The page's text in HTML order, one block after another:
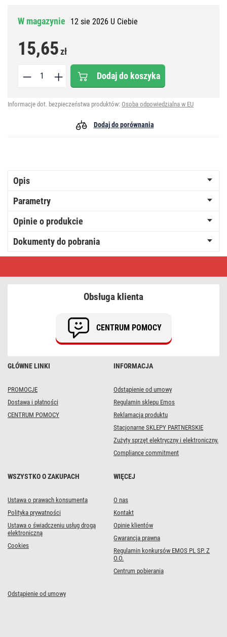
W magazynie 12 sie 2026 U Ciebie
15,65zł
Dodaj do koszyka
Informacje dot. bezpieczeństwa produktów: Osoba odpowiedzialna w EU
Dodaj do porównania
Opis
Parametry
Opinie o produkcie
Dokumenty do pobrania
GŁÓWNE LINKI
PROMOCJE
Dostawa i płatności
CENTRUM POMOCY
INFORMACJA
Odstąpienie od umowy
Regulamin sklepu Emos
Reklamacja produktu
Stacjonarne SKLEPY PARTNERSKIE
Zużyty sprzęt elektryczny i elektroniczny.
Compliance commitment
WSZYSTKO O ZAKUPACH
Ustawa o prawach konsumenta
Polityka prywatności
Ustawa o świadczeniu usług drogą
elektroniczną
Cookies
WIĘCEJ
O nas
Kontakt
Opinie klientów
Gwarancja prawna
Regulamin konkursów EMOS PL SP. Z
O.O.
Centrum pobierania
Odstąpienie od umowy
Obsługa klienta
CENTRUM POMOCY